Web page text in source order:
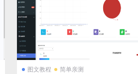
图文教程 简单亲测